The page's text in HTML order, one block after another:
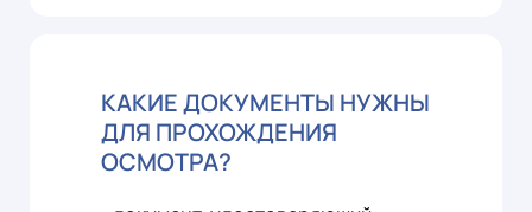
КАКИЕ ДОКУМЕНТЫ НУЖНЫ
ДЛЯ ПРОХОЖДЕНИЯ
ОСМОТРА?